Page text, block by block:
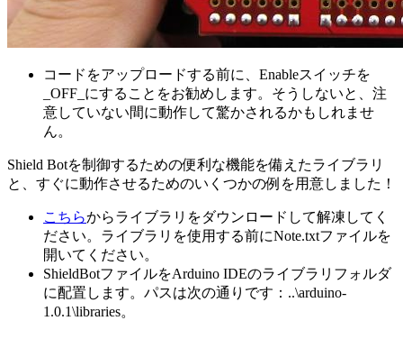
コードをアップロードする前に、Enableスイッチを
_OFF_にすることをお勧めします。そうしないと、注
意していない間に動作して驚かされるかもしれませ
ん。
Shield Botを制御するための便利な機能を備えたライブラリ
と、すぐに動作させるためのいくつかの例を用意しました！
こちらからライブラリをダウンロードして解凍してく
ださい。ライブラリを使用する前にNote.txtファイルを
開いてください。
ShieldBotファイルをArduino IDEのライブラリフォルダ
に配置します。パスは次の通りです：..\arduino-
1.0.1\libraries。